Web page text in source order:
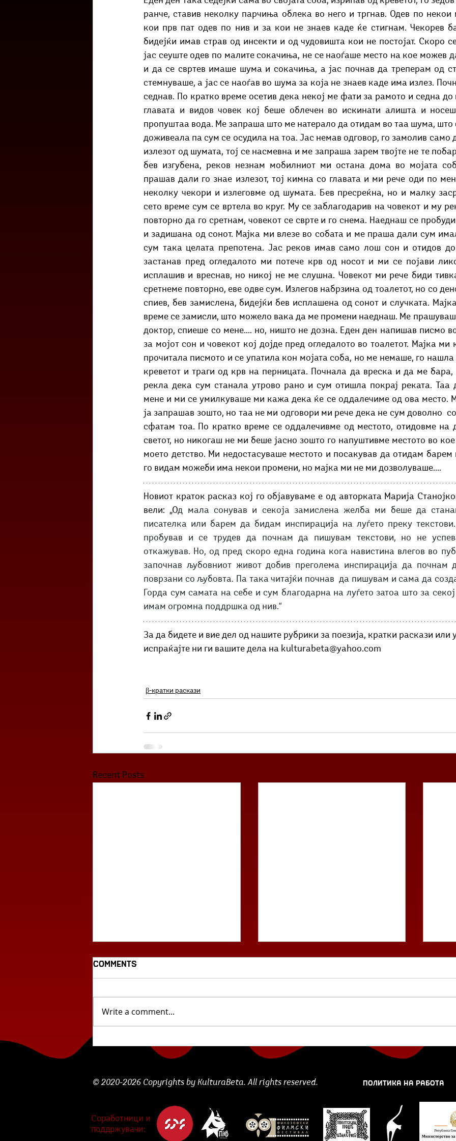
Скопски поетски фестивал Музика
ранче, ставив неколку парчиња облека во него и тргнав. Одев по
кои прв пат одев по нив и за кои не знаев каде ќе стигнам. Чекорев
бидејќи имав страв од инсекти и од чудовишта кои не постојат. Скоро
јас сеуште одев по малите сокачиња, не се наоѓаше место на кое можев
и да се свртев имаше шума и сокачиња, а јас почнав да треперам од
стемнуваше, а јас се наоѓав во шума за која не знаев каде има излез.
седнав. По кратко време осетив дека некој ме фати за рамото и седна до
главата и видов човек кој беше облечен во искинати алишта и
пропуштаа вода. Ме запраша што ме натерало да отидам во таа шума, што
доживеала па сум се осудила на тоа. Јас немав одговор, го замолив само
излезот од шумата, тој се насмевна и ме запраша зарем твојте не те
бев изгубена, реков незнам мобилниот ми остана дома во мојата
прашав дали го знае излезот, тој кимна со главата и ми рече оди по
неколку чекори и излеговме од шумата. Бев пресреќна, но и малку
сето време сум се вртела во круг. Му се заблагодарив на човекот и му
повторно да го сретнам, човекот се сврте и го снема. Наеднаш се
и задишана од сонот. Мајка ми влезе во собата и ме праша дали сум
сум така целата препотена. Јас реков имав само лош сон и отидов до
застанав пред огледалото ми потече крв од носот и ми се појави
исплашив и вреснав, но никој не ме слушна. Човекот ми рече биди
сретнеме повторно, еве одве сум. Излегов набрзина од тоалетот, но со
спиев, бев замислена, бидејќи бев исплашена од сонот и случката.
време се замисли, што можело вака да ме промени наеднаш. Ме
доктор, спиеше со мене.... но, ништо не дозна. Еден ден напишав писмо
за мојот сон и човекот кој дојде пред огледалото во тоалетот. Мајка ми
прочитала писмото и се упатила кон мојата соба, но ме немаше, го
креветот и траги од крв на перницата. Почнала да вреска и да ме бара,
рекла дека сум станала утрово рано и сум отишла покрај реката. Таа
мене и ми се умилкуваше ми кажа дека ќе се оддалечиме од ова место.
ја запрашав зошто, но таа не ми одговори ми рече дека не сум доволно
сфатам тоа. По кратко време се оддалечивме од местото, отидовме на
светот, но никогаш не ми беше јасно зошто го напуштивме местото во
моето детство. Ми недостасуваше местото и посакував да отидам барем
го видам можеби има некои промени, но мајка ми не ми дозволуваше....
Новиот краток расказ кој го објавуваме е од авторката Марија
вели: „Од мала сонував и секоја замислена желба ми беше да
писателка или барем да бидам инспирација на луѓето преку
пробував и се трудев да почнам да пишувам текстови, но не
откажував. Но, од пред скоро една година кога навистина влегов во
започнав љубовниот живот добив преголема инспирација да почнам
поврзани со љубовта. Па така читајќи почнав  да пишувам и сама да
Горда сум самата на себе и сум благодарна на луѓето затоа што за
имам огромна поддршка од нив.“
За да бидете и вие дел од нашите рубрики за поезија, кратки раскази или
испраќајте ни ги вашите дела на kulturabeta@yahoo.com
β-кратки раскази
Recent Posts
Андријана Ѓорѓевска
Загуба - Ева Василева
Таа имаше љубов подлабока од
среќни, не обрнуваше...
Comments
Write a comment...
© 2020-2026 Copyrights by KulturaBeta. All rights reserved. ПОЛИТИКА НА РАБОТА
Соработници и
поддржувачи: